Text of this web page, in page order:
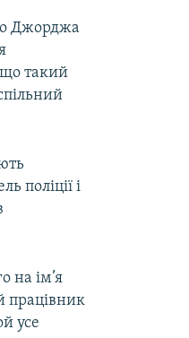
Джорджа
що такий
поліції і
на ім’я
працівник
усе